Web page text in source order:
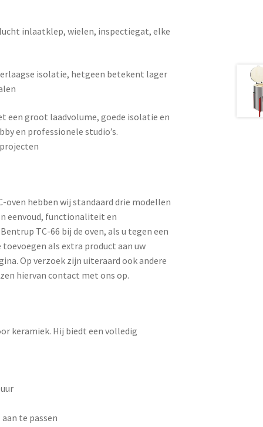
inlaatklep, wielen, inspectiegat, elke
isolatie, hetgeen betekent lager
een groot laadvolume, goede isolatie en
en professionele studio’s.
oven hebben wij standaard drie modellen
eenvoud, functionaliteit en
TC-66 bij de oven, als u tegen een
als extra product aan uw
Op verzoek zijn uiteraard ook andere
hiervan contact met ons op.
keramiek. Hij biedt een volledig
te passen